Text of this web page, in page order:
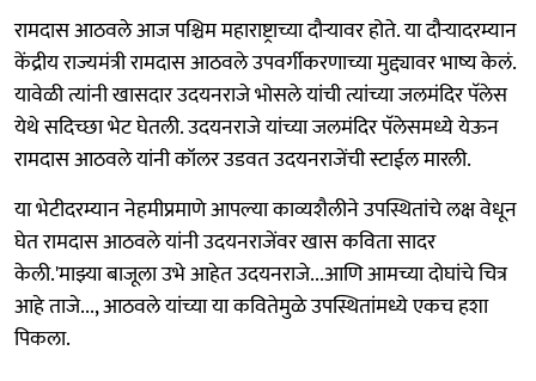
रामदास आठवले आज पश्चिम महाराष्ट्राच्या दौऱ्यावर होते. या दौऱ्यादरम्यान
केंद्रीय राज्यमंत्री रामदास आठवले उपवर्गीकरणाच्या मुद्द्यावर भाष्य केलं.
यावेळी त्यांनी खासदार उदयनराजे भोसले यांची त्यांच्या जलमंदिर पॅलेस
येथे सदिच्छा भेट घेतली. उदयनराजे यांच्या जलमंदिर पॅलेसमध्ये येऊन
रामदास आठवले यांनी कॉलर उडवत उदयनराजेंची स्टाईल मारली.
या भेटीदरम्यान नेहमीप्रमाणे आपल्या काव्यशैलीने उपस्थितांचे लक्ष वेधून
घेत रामदास आठवले यांनी उदयनराजेंवर खास कविता सादर
केली.'माझ्या बाजूला उभे आहेत उदयनराजे...आणि आमच्या दोघांचे चित्र
आहे ताजे..., आठवले यांच्या या कवितेमुळे उपस्थितांमध्ये एकच हशा
पिकला.